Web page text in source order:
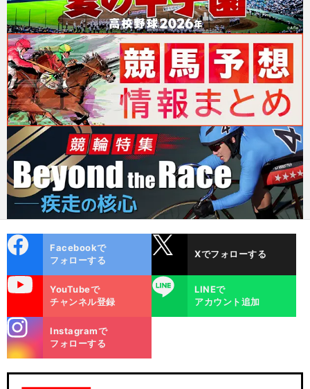
ok
Facebookで
フォローする
Xでフォローする
YouTubeで
チャンネル登録
LINE
LINEで
アカウント追加
m
Instagramで
フォローする